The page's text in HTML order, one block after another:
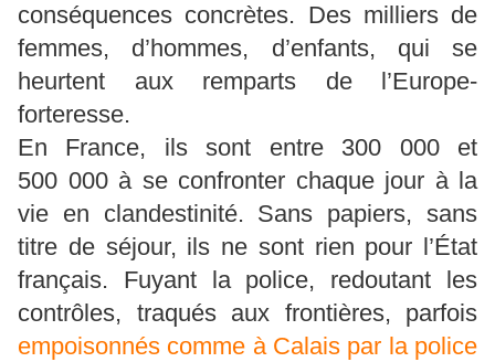
conséquences concrètes. Des milliers de
femmes, d’hommes, d’enfants, qui se
heurtent aux remparts de l’Europe-
forteresse.
En France, ils sont entre 300 000 et
500 000 à se confronter chaque jour à la
vie en clandestinité. Sans papiers, sans
titre de séjour, ils ne sont rien pour l’État
français. Fuyant la police, redoutant les
contrôles, traqués aux frontières, parfois
empoisonnés comme à Calais par la police